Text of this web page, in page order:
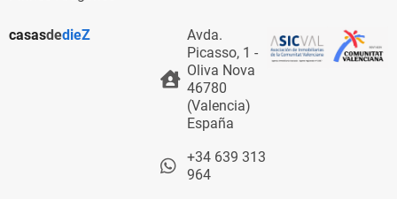
casasdedieZ
Avda.
Picasso, 1 -
Oliva Nova
46780
(Valencia)
España
+34 639 313
964